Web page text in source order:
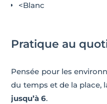
<Blanc
Pratique au
Pensée pour les
du temps et de la place,
jusqu’à 6.